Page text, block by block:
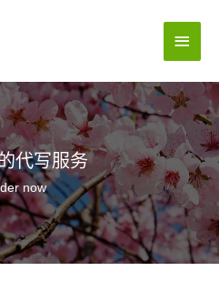
代写服务
now